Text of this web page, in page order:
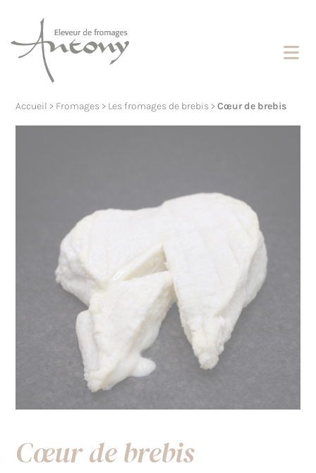
Accueil > Fromages > Les fromages de brebis >Cœur de brebis
Cœur de brebis